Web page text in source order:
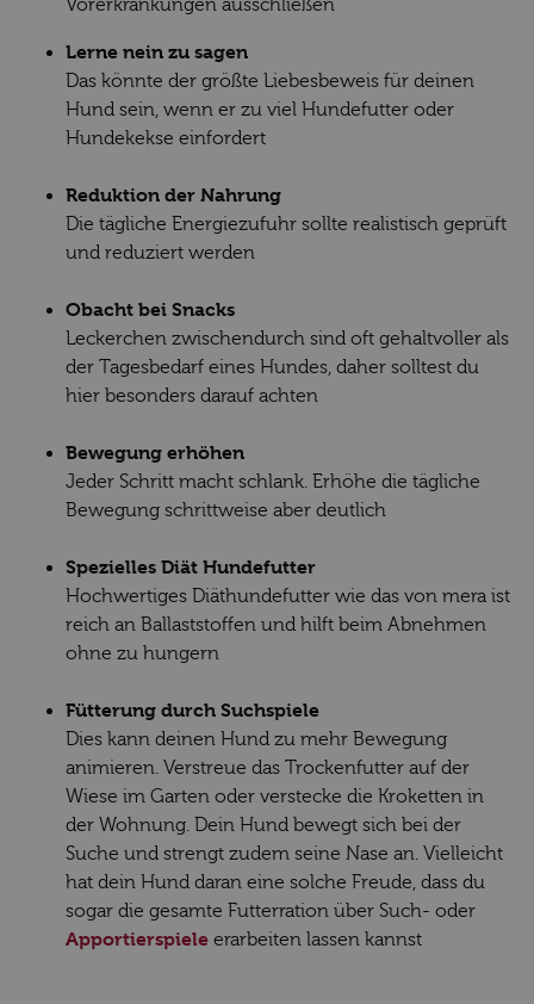
Vorerkrankungen ausschließen
Lerne nein zu sagen
Das könnte der größte Liebesbeweis für deinen
Hund sein, wenn er zu viel Hundefutter oder
Hundekekse einfordert
Reduktion der Nahrung
Die tägliche Energiezufuhr sollte realistisch geprüft
und reduziert werden
Obacht bei Snacks
Leckerchen zwischendurch sind oft gehaltvoller als
der Tagesbedarf eines Hundes, daher solltest du
hier besonders darauf achten
Bewegung erhöhen
Jeder Schritt macht schlank. Erhöhe die tägliche
Bewegung schrittweise aber deutlich
Spezielles Diät Hundefutter
Hochwertiges Diäthundefutter wie das von mera ist
reich an Ballaststoffen und hilft beim Abnehmen
ohne zu hungern
Fütterung durch Suchspiele
Dies kann deinen Hund zu mehr Bewegung
animieren. Verstreue das Trockenfutter auf der
Wiese im Garten oder verstecke die Kroketten in
der Wohnung. Dein Hund bewegt sich bei der
Suche und strengt zudem seine Nase an. Vielleicht
hat dein Hund daran eine solche Freude, dass du
sogar die gesamte Futterration über Such- oder
Apportierspiele erarbeiten lassen kannst